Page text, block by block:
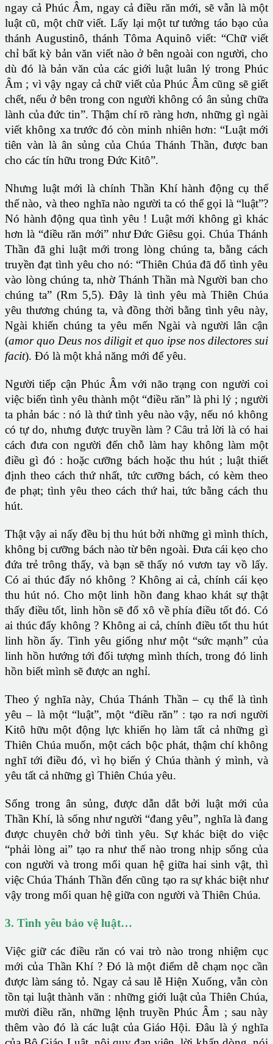
ngay cả Phúc Âm, ngay cả điều răn mới, sẽ vẫn là một
luật cũ, một chữ viết. Lấy lại một tư tưởng táo bạo của
thánh Augustinô, thánh Tôma Aquinô viết: “Chữ viết
chỉ bất kỳ bản văn viết nào ở bên ngoài con người, cho
dù đó là bản văn của các giới luật luân lý trong Phúc
Âm ; vì vậy ngay cả chữ viết của Phúc Âm cũng sẽ giết
chết, nếu ở bên trong con người không có ân sủng chữa
lành của đức tin”. Thậm chí rõ ràng hơn, những gì ngài
viết không xa trước đó còn minh nhiên hơn: “Luật mới
tiên vàn là ân sủng của Chúa Thánh Thần, được ban
cho các tín hữu trong Đức Kitô”.
Nhưng luật mới là chính Thần Khí hành động cụ thể
thế nào, và theo nghĩa nào người ta có thể gọi là “luật”?
Nó hành động qua tình yêu ! Luật mới không gì khác
hơn là “điều răn mới” như Đức Giêsu gọi. Chúa Thánh
Thần đã ghi luật mới trong lòng chúng ta, bằng cách
truyền đạt tình yêu cho nó: “Thiên Chúa đã đổ tình yêu
vào lòng chúng ta, nhờ Thánh Thần mà Người ban cho
chúng ta” (Rm 5,5). Đây là tình yêu mà Thiên Chúa
yêu thương chúng ta, và đồng thời bằng tình yêu này,
Ngài khiến chúng ta yêu mến Ngài và người lân cận
(amor quo Deus nos diligit et quo ipse nos dilectores sui
facit). Đó là một khả năng mới để yêu.
Người tiếp cận Phúc Âm với não trạng con người coi
việc biến tình yêu thành một “điều răn” là phi lý ; người
ta phản bác : nó là thứ tình yêu nào vậy, nếu nó không
có tự do, nhưng được truyền làm ? Câu trả lời là có hai
cách đưa con người đến chỗ làm hay không làm một
điều gì đó : hoặc cưỡng bách hoặc thu hút ; luật thiết
định theo cách thứ nhất, tức cưỡng bách, có kèm theo
đe phạt; tình yêu theo cách thứ hai, tức bằng cách thu
hút.
Thật vậy ai nấy đều bị thu hút bởi những gì mình thích,
không bị cưỡng bách nào từ bên ngoài. Đưa cái kẹo cho
đứa trẻ trông thấy, và bạn sẽ thấy nó vươn tay vồ lấy.
Có ai thúc đẩy nó không ? Không ai cả, chính cái kẹo
thu hút nó. Cho một linh hồn đang khao khát sự thật
thấy điều tốt, linh hồn sẽ đổ xô về phía điều tốt đó. Có
ai thúc đẩy không ? Không ai cả, chính điều tốt thu hút
linh hồn ấy. Tình yêu giống như một “sức mạnh” của
linh hồn hướng tới đối tượng mình thích, trong đó linh
hồn biết mình sẽ được an nghỉ.
Theo ý nghĩa này, Chúa Thánh Thần – cụ thể là tình
yêu – là một “luật”, một “điều răn” : tạo ra nơi người
Kitô hữu một động lực khiến họ làm tất cả những gì
Thiên Chúa muốn, một cách bộc phát, thậm chí không
nghĩ tới điều đó, vì họ biến ý Chúa thành ý mình, và
yêu tất cả những gì Thiên Chúa yêu.
Sống trong ân sủng, được dẫn dắt bởi luật mới của
Thần Khí, là sống như người “đang yêu”, nghĩa là đang
được chuyên chở bởi tình yêu. Sự khác biệt do việc
“phải lòng ai” tạo ra như thế nào trong nhịp sống của
con người và trong mối quan hệ giữa hai sinh vật, thì
việc Chúa Thánh Thần đến cũng tạo ra sự khác biệt như
vậy trong mối quan hệ giữa con người và Thiên Chúa.
3. Tình yêu bảo vệ luật…
Việc giữ các điều răn có vai trò nào trong nhiệm cục
mới của Thần Khí ? Đó là một điểm dễ chạm nọc cần
được làm sáng tỏ. Ngay cả sau lễ Hiện Xuống, vẫn còn
tồn tại luật thành văn : những giới luật của Thiên Chúa,
mười điều răn, những lệnh truyền Phúc Âm ; sau này
thêm vào đó là các luật của Giáo Hội. Đâu là ý nghĩa